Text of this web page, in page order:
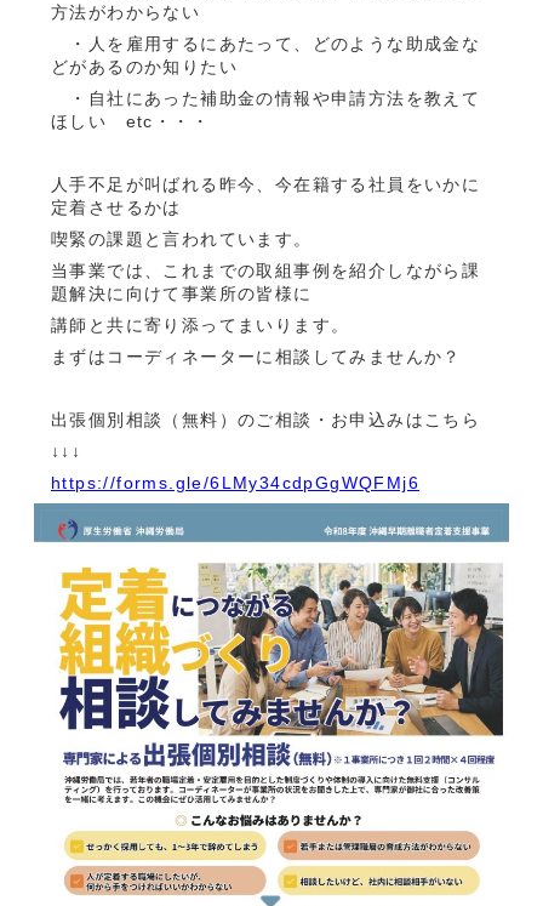
方法がわからない
・人を雇用するにあたって、どのような助成金な
どがあるのか知りたい
・自社にあった補助金の情報や申請方法を教えて
ほしい etc・・・
人手不足が叫ばれる昨今、今在籍する社員をいかに
定着させるかは
喫緊の課題と言われています。
当事業では、これまでの取組事例を紹介しながら課
題解決に向けて事業所の皆様に
講師と共に寄り添ってまいります。
まずはコーディネーターに相談してみませんか？
出張個別相談（無料）のご相談・お申込みはこちら
↓↓↓
https://forms.gle/6LMy34cdpGgWQFMj6